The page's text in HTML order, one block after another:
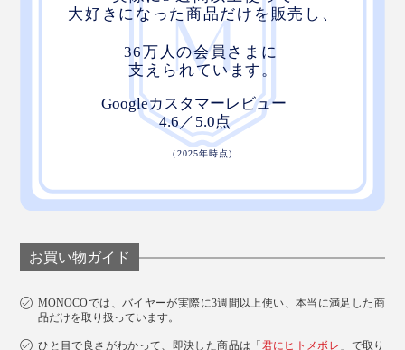
お買い物ガイド
MONOCOでは、バイヤーが実際に3週間以上使い、本当に満足した商
品だけを取り扱っています。
ひと目で良さがわかって、即決した商品は「君にヒトメボレ 」で取り